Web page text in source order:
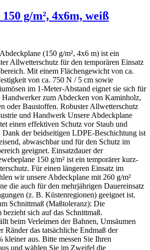
g/m², 4x6m, weiß
(150 g/m², 4x6 m) ist ein
Allwetterschutz für den temporären Einsatz
Mit einem Flächengewicht von ca.
von ca. 750 N / 5 cm sowie
im 1-Meter-Abstand eignet sie sich für
zum Abdecken von Kaminholz,
oder Baustoffen. Robuster Allwetterschutz
und Handwerk Unsere Abdeckplane
einen effektiven Schutz vor Staub und
Dank der beidseitigen LDPE-Beschichtung ist
abwaschbar und für den Schutz im
geeignet. Einsatzdauer der
150 g/m² ist ein temporärer kurz-
Für einen längeren Einsatz im
wir unsere Abdeckplane mit 260 g/m²
die auch für den mehrjährigen Dauereinsatz
(z. B. Küstenregionen) geeignet ist.
Schnittmaß (Maßtoleranz): Die
sich auf das Schnittmaß.
beim Verleimen der Bahnen, Umsäumen
Ränder das tatsächliche Endmaß der
kleiner aus. Bitte messen Sie Ihren
und wählen Sie im Zweifel die